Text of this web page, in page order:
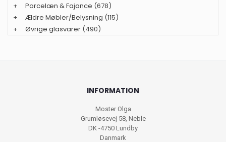
+
Porcelæn & Fajance (678)
+
Ældre Møbler/Belysning (115)
+
Øvrige glasvarer (490)
INFORMATION
Moster Olga
Grumløsevej 58, Neble
DK -4750 Lundby
Danmark